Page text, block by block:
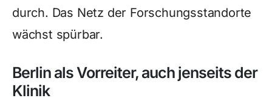
durch. Das Netz der Forschungsstandorte
wächst spürbar.
Berlin als Vorreiter, auch jenseits der
Klinik